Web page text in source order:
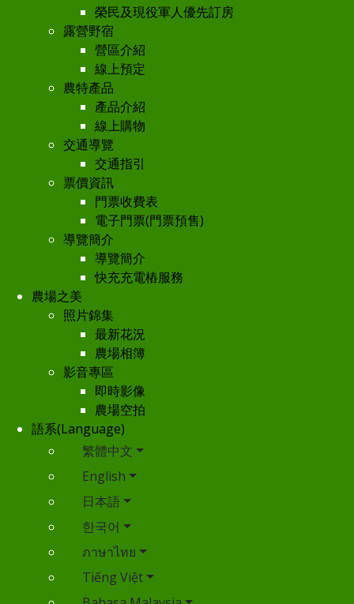
榮民及現役軍人優先訂房
露營野宿
營區介紹
線上預定
農特產品
產品介紹
線上購物
交通導覽
交通指引
票價資訊
門票收費表
電子門票(門票預售)
導覽簡介
導覽簡介
快充充電樁服務
農場之美
照片錦集
最新花況
農場相簿
影音專區
即時影像
農場空拍
語系(Language)
繁體中文
English
日本語
한국어
ภาษาไทย
Tiếng Việt